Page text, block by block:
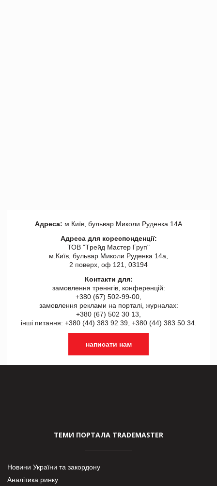
Адреса: м.Київ, бульвар Миколи Руденка 14А
Адреса для кореспонденції:
ТОВ "Tрейд Мастер Груп"
м.Київ, бульвар Миколи Руденка 14а,
2 поверх, оф 121, 03194
Контакти для:
замовлення треннгів, конференцій:
+380 (67) 502-99-00,
замовлення реклами на порталі, журналах:
+380 (67) 502 30 13,
інші питання: +380 (44) 383 92 39, +380 (44) 383 50 34.
написати нам
ТЕМИ ПОРТАЛА TRADEMASTER
Новини України та закордону
Аналітика ринку